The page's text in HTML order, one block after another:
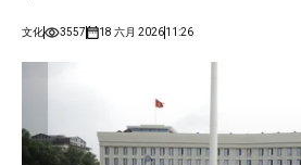
文化 3557 18 六月 202611:26